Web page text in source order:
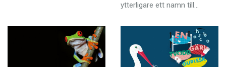
ytterligare ett namn till…